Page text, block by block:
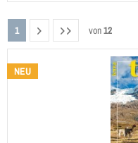
1 von12
NEU